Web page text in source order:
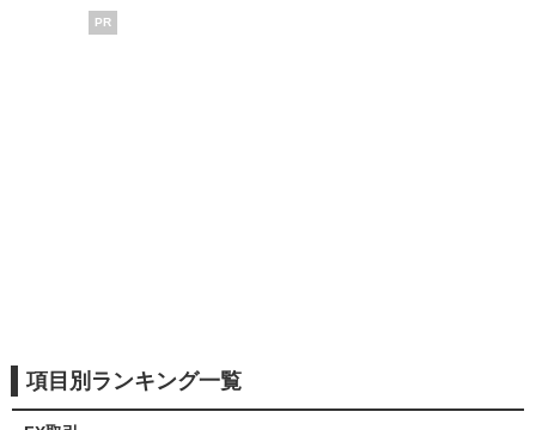
PR
項目別ランキング一覧